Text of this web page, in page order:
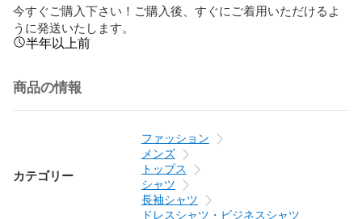
今すぐご購入下さい！ご購入後、すぐにご着用いただけるよ
うに発送いたします。
半年以上前
商品の情報
カテゴリー
ファッション
メンズ
トップス
シャツ
長袖シャツ
ドレスシャツ・ビジネスシャツ